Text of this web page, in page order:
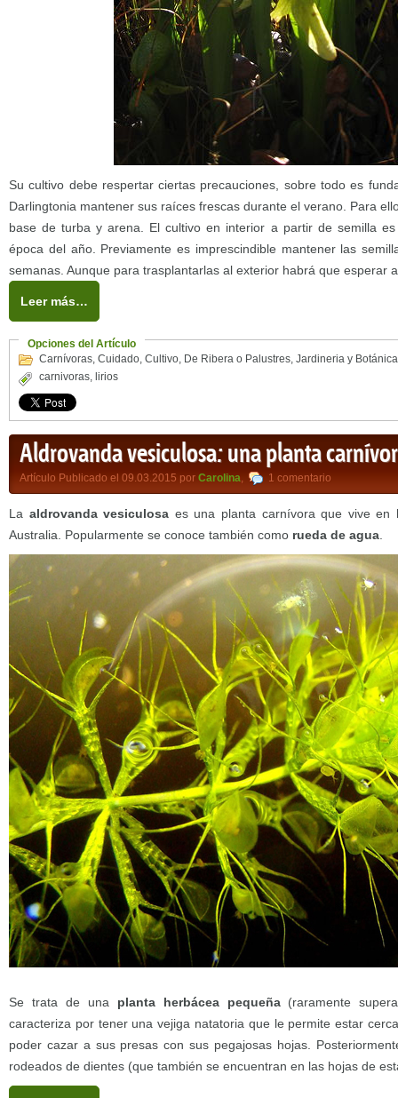
Su cultivo debe respertar ciertas precauciones, sobre todo es
Darlingtonia mantener sus raíces frescas durante el verano. Para
base de turba y arena. El cultivo en interior a partir de semilla
época del año. Previamente es imprescindible mantener las
semanas. Aunque para trasplantarlas al exterior habrá que esperar
Leer más…
Opciones del Artículo
Carnívoras, Cuidado, Cultivo, De Ribera o Palustres, Jardineria y Botánica
carnivoras, lirios
Aldrovanda vesiculosa: una planta
Artículo Publicado el 09.03.2015 por Carolina, 1 comentario
La aldrovanda vesiculosa es una planta carnívora que vive en
Australia. Popularmente se conoce también como rueda de agua
Se trata de una planta herbácea pequeña(raramente
caracteriza por tener una vejiga natatoria que le permite estar
poder cazar a sus presas con sus pegajosas hojas.
rodeados de dientes (que también se encuentran en las hojas de